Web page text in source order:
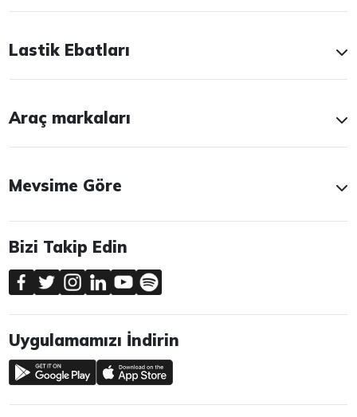
Lastik Ebatları
Araç markaları
Mevsime Göre
Bizi Takip Edin
Uygulamamızı İndirin